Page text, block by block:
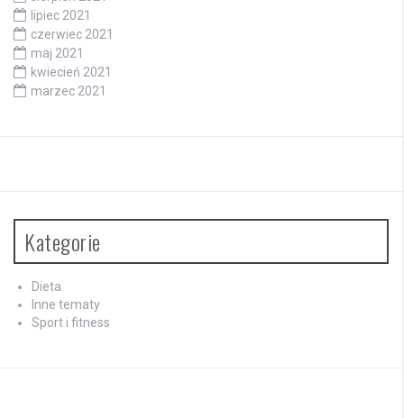
lipiec 2021
czerwiec 2021
maj 2021
kwiecień 2021
marzec 2021
Kategorie
Dieta
Inne tematy
Sport i fitness